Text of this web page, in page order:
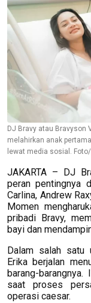
DJ Bravy atau Bravyson
melahirkan anak
lewat media sosial.
JAKARTA – DJ
peran pentingnya
Carlina, Andrew
Momen
pribadi Bravy,
bayi dan
Dalam salah satu
Erika berjalan
barang-
saat proses
operasi caesar.